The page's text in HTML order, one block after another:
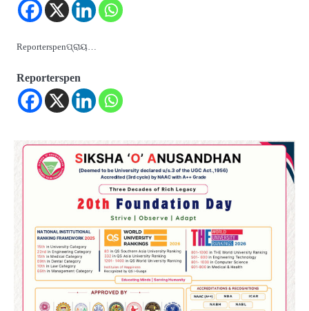
Reporterspenପ୍ରାୟ…
Reporterspen
‘ଭବିଷ୍ୟତ ପିଢିର ଆକାଂକ୍ଷାକୁ ପୂରଣ କରିବା
ଲାଗି ଶିକ୍ଷା ବ୍ୟବସ୍ଥାରେ ପରିବର୍ତ୍ତନ ଜରୁରୀ’
Reporters Pen
୨୨ଜଣ ବୁଣାକାରଙ୍କୁ ସନ୍ଥ କବୀର ହସ୍ତତନ୍ତ
ପୁରସ୍କାର ଏବଂ ଜାତୀୟ ହସ୍ତତନ୍ତ ପୁରସ୍କାର